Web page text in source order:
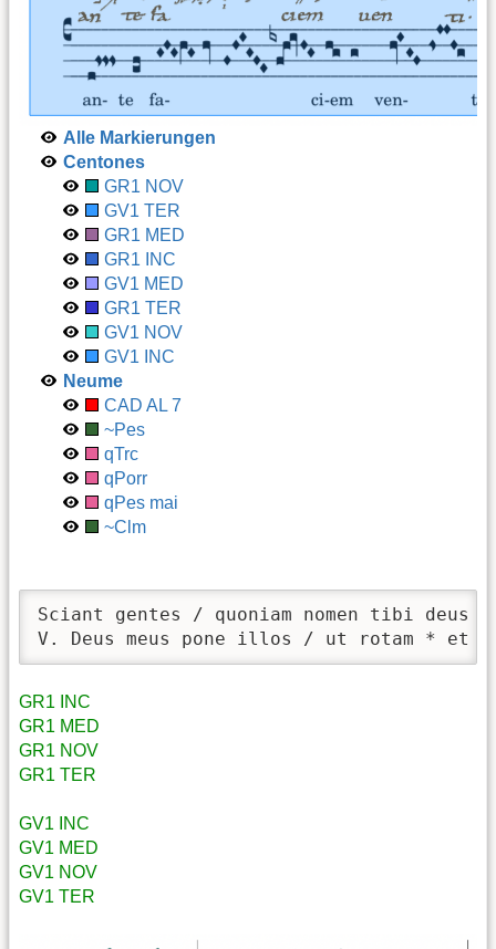
Alle Markierungen
Centones
GR1 NOV
GV1 TER
GR1 MED
GR1 INC
GV1 MED
GR1 TER
GV1 NOV
GV1 INC
Neume
CAD AL 7
~Pes
qTrc
qPorr
qPes mai
~Clm
Sciant gentes / quoniam nomen tibi
V. Deus meus pone illos / ut rotam * et
GR1 INC
GR1 MED
GR1 NOV
GR1 TER
GV1 INC
GV1 MED
GV1 NOV
GV1 TER